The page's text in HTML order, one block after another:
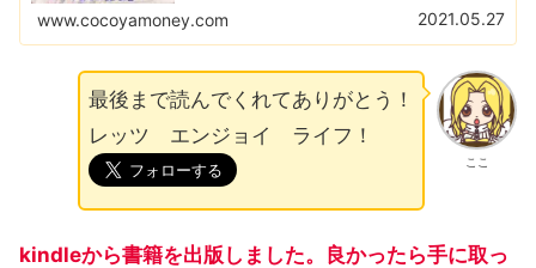
比較解説も随時更新！
www.cocoyamoney.com 2021.05.27
ここ
最後まで読んでくれてありがとう！
レッツ エンジョイ ライフ！
kindleから書籍を出版しました。良かったら手に取っ